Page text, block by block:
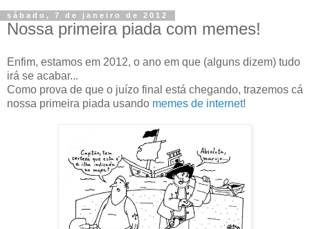
sábado, 7 de janeiro de 2012
Nossa primeira piada com memes!
Enfim, estamos em 2012, o ano em que (alguns dizem) tudo
irá se acabar...
Como prova de que o juízo final está chegando, trazemos cá
nossa primeira piada usando memes de internet!